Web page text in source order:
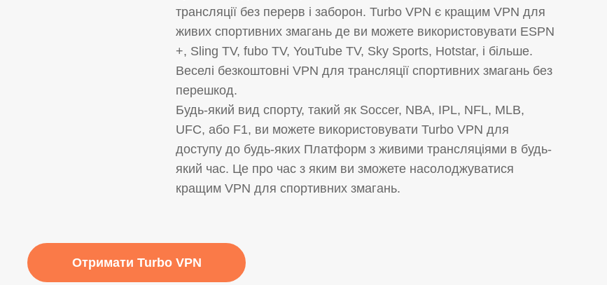
трансляції без перерв і заборон. Turbo VPN є кращим VPN для
живих спортивних змагань де ви можете використовувати ESPN
+, Sling TV, fubo TV, YouTube TV, Sky Sports, Hotstar, і більше.
Веселі безкоштовні VPN для трансляції спортивних змагань без
перешкод.
Будь-який вид спорту, такий як Soccer, NBA, IPL, NFL, MLB,
UFC, або F1, ви можете використовувати Turbo VPN для
доступу до будь-яких Платформ з живими трансляціями в будь-
який час. Це про час з яким ви зможете насолоджуватися
кращим VPN для спортивних змагань.
Отримати Turbo VPN